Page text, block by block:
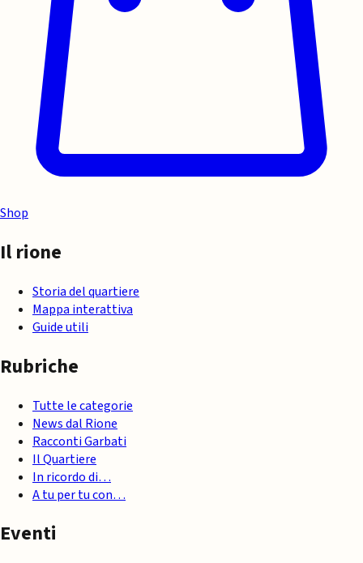
Shop
Il rione
Storia del quartiere
Mappa interattiva
Guide utili
Rubriche
Tutte le categorie
News dal Rione
Racconti Garbati
Il Quartiere
In ricordo di…
A tu per tu con…
Eventi